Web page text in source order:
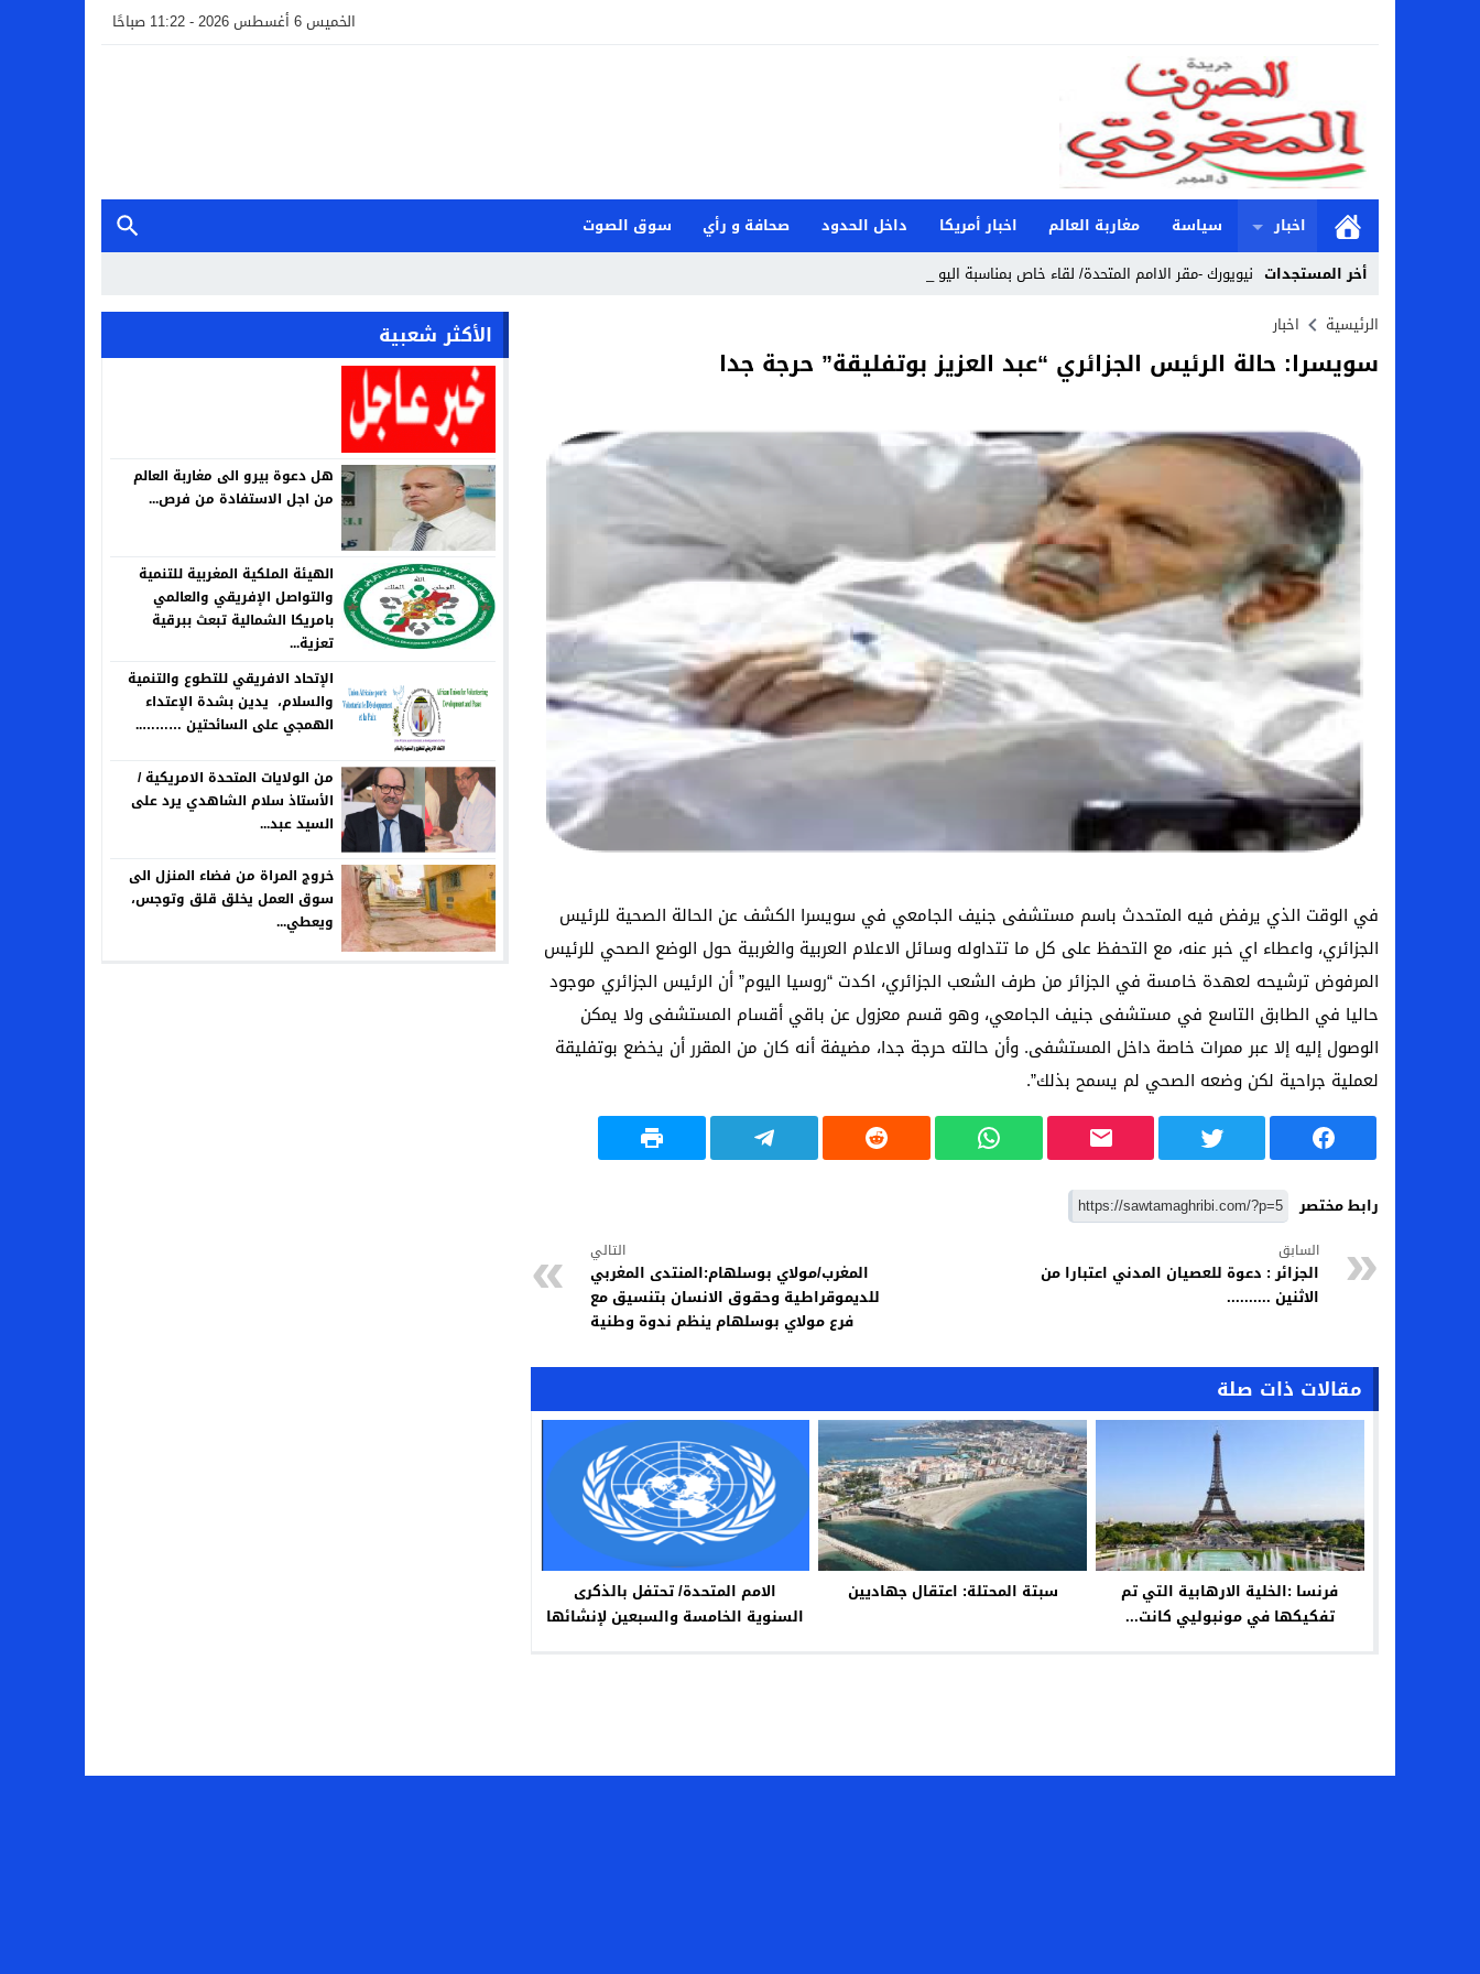
الخميس 6 أغسطس 2026 - 11:22 صباحًا
اخبار سياسة مغاربة العالم اخبار أمريكا داخل الحدود صحافة و رأي
سوق الصوت
أخر المستجدات نيويورك -مقر الاامم المتحدة/ لقاء خاص بمناسبة اليوم العال_
Previous
الرئيسية اخبار
سويسرا: حالة الرئيس الجزائري “عبد العزيز بوتفليقة” حرجة جدا
في الوقت الذي يرفض فيه المتحدث باسم مستشفى جنيف الجامعي في سويسرا الكشف عن الحالة الصحية للرئيس
الجزائري، واعطاء اي خبر عنه، مع التحفظ على كل ما تتداوله وسائل الاعلام العربية والغربية حول الوضع الصحي للرئيس
المرفوض ترشيحه لعهدة خامسة في الجزائر من طرف الشعب الجزائري، اكدت “روسيا اليوم” أن الرئيس الجزائري موجود
حاليا في الطابق التاسع في مستشفى جنيف الجامعي، وهو قسم معزول عن باقي أقسام المستشفى ولا يمكن
الوصول إليه إلا عبر ممرات خاصة داخل المستشفى. وأن حالته حرجة جدا، مضيفة أنه كان من المقرر أن يخضع بوتفليقة
لعملية جراحية لكن وضعه الصحي لم يسمح بذلك”.
رابط مختصر
السابق
الجزائر : دعوة للعصيان المدني اعتبارا من
الاثنين ..........
التالي
المغرب/مولاي بوسلهام:المنتدى المغربي
للديموقراطية وحقوق الانسان بتنسيق مع
فرع مولاي بوسلهام ينظم ندوة وطنية
مقالات ذات صلة
فرنسا :الخلية الارهابية التي تم
تفكيكها في مونبوليي كانت...
سبتة المحتلة: اعتقال جهاديين
الامم المتحدة/ تحتفل بالذكرى
السنوية الخامسة والسبعين لإنشائها
الأكثر شعبية
هل دعوة بيرو الى مغاربة العالم
من اجل الاستفادة من فرص...
الهيئة الملكية المغربية للتنمية
والتواصل الإفريقي والعالمي
بامريكا الشمالية تبعث ببرقية
تعزية...
الإتحاد الافريقي للتطوع والتنمية
والسلام، يدين بشدة الإعتداء
الهمجي على السائحتين ………..
من الولايات المتحدة الامريكية /
الأستاذ سلام الشاهدي يرد على
السيد عبد...
خروج المراة من فضاء المنزل الى
سوق العمل يخلق قلق وتوجس،
ويعطي...